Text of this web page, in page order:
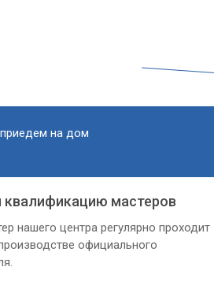
на дом
мастеров
нашего центра регулярно проходит
официального